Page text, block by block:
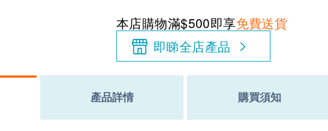
本店購物滿$500即享免費送貨
即睇全店產品
產品詳情 購買須知